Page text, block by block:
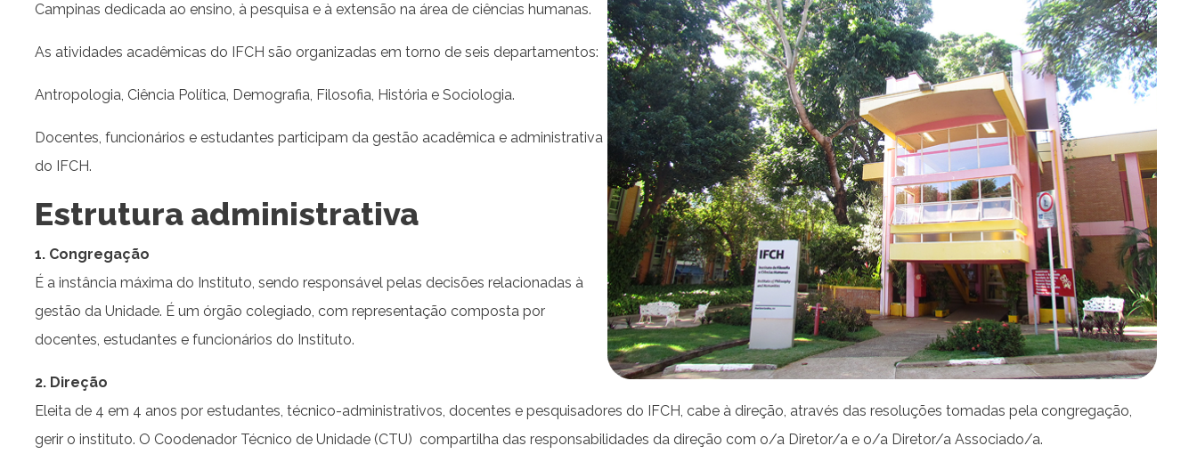
Campinas dedicada ao ensino, à pesquisa e à extensão na área de ciências humanas.
As atividades acadêmicas do IFCH são organizadas em torno de seis departamentos:
Antropologia, Ciência Política, Demografia, Filosofia, História e Sociologia.
Docentes, funcionários e estudantes participam da gestão acadêmica e administrativa
do IFCH.
Estrutura administrativa
1. Congregação
É a instância máxima do Instituto, sendo responsável pelas decisões relacionadas à
gestão da Unidade. É um órgão colegiado, com representação composta por
docentes, estudantes e funcionários do Instituto.
2. Direção
Eleita de 4 em 4 anos por estudantes, técnico-administrativos, docentes e pesquisadores do IFCH, cabe à direção, através das resoluções tomadas pela congregação,
gerir o instituto. O Coodenador Técnico de Unidade (CTU) compartilha das responsabilidades da direção com o/a Diretor/a e o/a Diretor/a Associado/a.